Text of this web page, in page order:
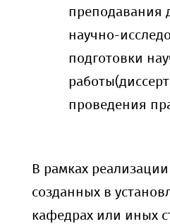
преподавания
научно-
подготовки
проведения
В рамках
созданных в
кафедрах или иных